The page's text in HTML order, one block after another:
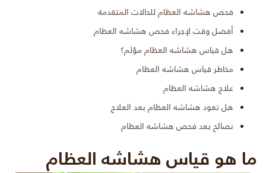
فحص هشاشه العظام للحالات المتقدمة
أفضل وقت لإجراء فحص هشاشه العظام
هل قياس هشاشه العظام مؤلم؟
مخاطر قياس هشاشه العظام
علاج هشاشه العظام
هل تعود هشاشه العظام بعد العلاج
نصائح بعد فحص هشاشه العظام
ما هو قياس هشاشه العظام